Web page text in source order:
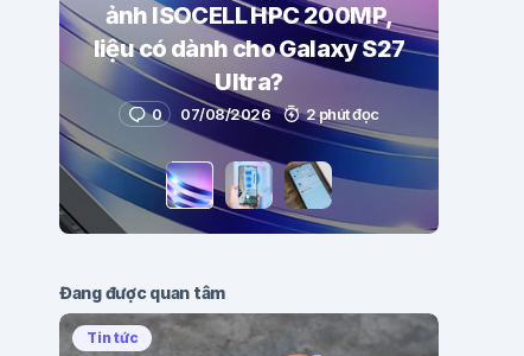
ảnh ISOCELL HPC 200MP,
liệu có dành cho Galaxy S27
Ultra?
0 07/08/2026 2 phút đọc
Đang được quan tâm
Tin tức